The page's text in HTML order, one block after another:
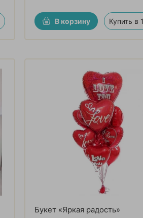
В корзину Купить в
Букет «Яркая радость»